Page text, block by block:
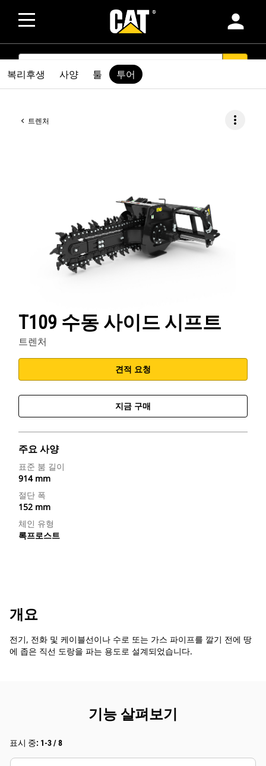
person
SEARCH
트렌처 more_vert
T109 수동 사이드 시프트
트렌처
견적 요청
지금 구매
주요 사양
표준 붐 길이
914 mm
절단 폭
152 mm
체인 유형
록프로스트
복리후생 사양 툴 투어
개요
전기, 전화 및 케이블선이나 수로 또는 가스 파이프를 깔기 전에 땅
에 좁은 직선 도랑을 파는 용도로 설계되었습니다.
기능 살펴보기
표시 중: 1-3 / 8